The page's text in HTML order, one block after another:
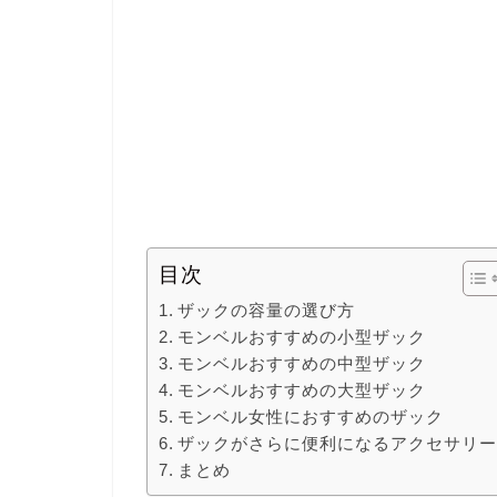
目次
ザックの容量の選び方
モンベルおすすめの小型ザック
モンベルおすすめの中型ザック
モンベルおすすめの大型ザック
モンベル女性におすすめのザック
ザックがさらに便利になるアクセサリー
まとめ